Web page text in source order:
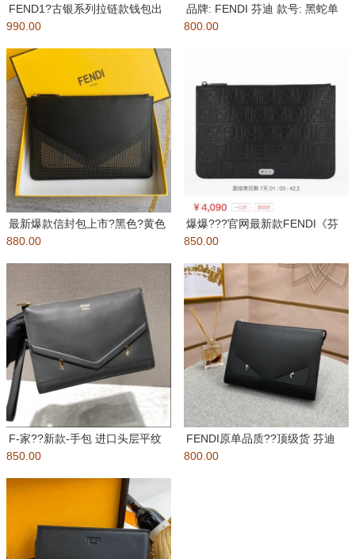
FEND1?古银系列拉链款钱包出
货????头层进口?牛皮，里
990.00
品牌: FENDI 芬迪 款号: 黑蛇单
拉 货
800.00
最新爆款信封包上市?黑色?黄色
铆钉设计，独特的时尚风格，完
880.00
爆爆???官网最新款FENDI《芬
迪》低调奢华?编号：309
850.00
F-家??新款-手包 进口头层平纹
牛皮，柔软舒适，设计简单
850.00
FENDI原单品质??顶级货 芬迪
手包??经典火爆出货拉、无
800.00